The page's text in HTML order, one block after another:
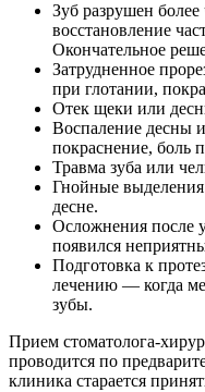
Зуб разрушен
восстановление
Окончательное
Затрудненное
при глотании,
Отек щеки или
Воспаление десны
покраснение, боль
Травма зуба или
Гнойные
десне.
Осложнения после
появился
Подготовка к
лечению — когда
зубы.
Прием стоматолога-
проводится по
клиника старается